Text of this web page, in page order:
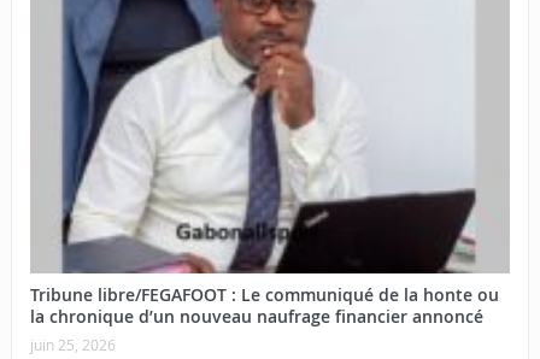
Tribune libre/FEGAFOOT : Le communiqué de la honte ou
la chronique d’un nouveau naufrage financier annoncé
juin 25, 2026